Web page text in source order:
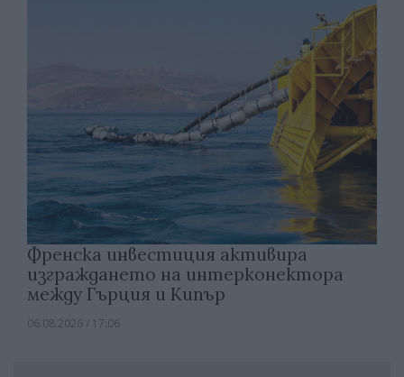
Френска инвестиция активира
изграждането на интерконектора
между Гърция и Кипър
06.08.2026 / 17:06